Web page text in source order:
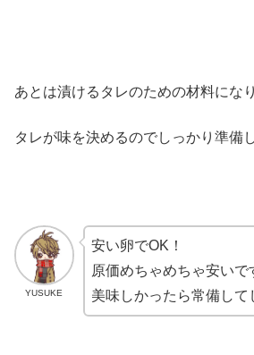
あとは漬けるタレのための材料にな
タレが味を決めるのでしっかり準備
YUSUKE
安い卵でOK！
原価めちゃめちゃ安いで
美味しかったら常備して